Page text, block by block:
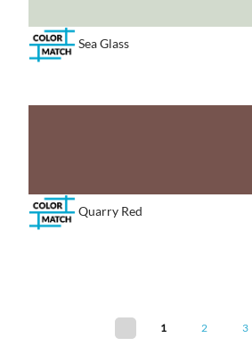
Sea Glass
Quarry Red
1 2 3